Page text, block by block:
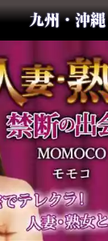
九州・沖縄